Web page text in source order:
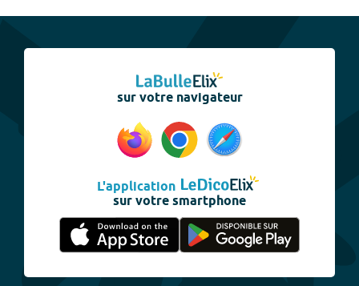
sur votre navigateur
L'application
sur votre smartphone